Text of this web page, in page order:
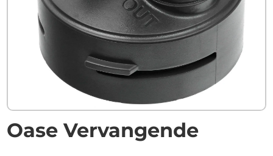
Oase Vervangende